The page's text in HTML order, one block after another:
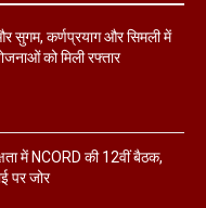
और सुगम, कर्णप्रयाग और सिमली में
को मिली रफ्तार
में NCORD की 12वीं बैठक,
पर जोर